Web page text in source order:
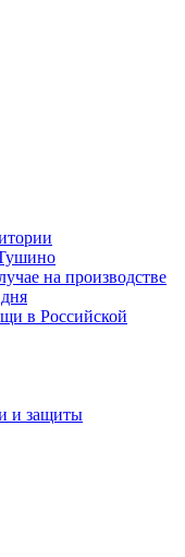
на производстве
в Российской
и защиты